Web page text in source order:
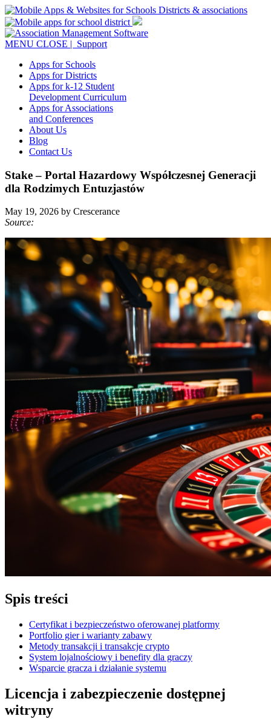
MENU CLOSE | Support
Apps for Schools
Apps for Districts
Apps for k-12 Student
Development Curriculum
Apps for Associations
and Conferences
About Us
Blog
Contact Us
Stake – Portal Hazardowy Współczesnej Generacji
dla Rodzimych Entuzjastów
May 19, 2026 by Crescerance
Source:
Spis treści
Certyfikat i bezpieczeństwo oferowanej platformy
Portfolio gier i warianty zabawy
Metody transakcji i transakcje crypto
System lojalnościowy i benefity dla graczy
Wsparcie gracza i działanie systemu
Licencja i zabezpieczenie dostępnej
witryny